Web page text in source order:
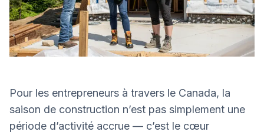
Pour les entrepreneurs à travers le Canada, la
saison de construction n’est pas simplement une
période d’activité accrue — c’est le cœur